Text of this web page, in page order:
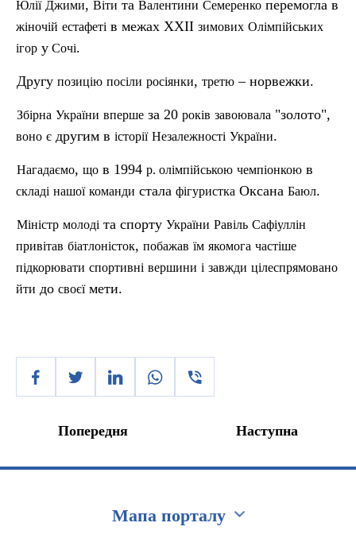
Юлії Джими, Віти та Валентини Семеренко перемогла в
жіночій естафеті в межах ХХІІ зимових Олімпійських
ігор у Сочі.
Другу позицію посіли росіянки, третю – норвежки.
Збірна України вперше за 20 років завоювала "золото",
воно є другим в історії Незалежності України.
Нагадаємо, що в 1994 р. олімпійською чемпіонкою в
складі нашої команди стала фігуристка Оксана Баюл.
Міністр молоді та спорту України Равіль Сафіуллін
привітав біатлоністок, побажав їм якомога частіше
підкорювати спортивні вершини і завжди цілеспрямовано
йти до своєїмети.
Попередня Наступна
Мапа порталу